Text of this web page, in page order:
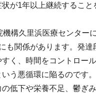
が1年以上継続すること
構久里浜医療センター
も関係があります。発達
く、時間をコントロー
う悪循環に陥るのです。
低下や栄養不足、鬱ぎ